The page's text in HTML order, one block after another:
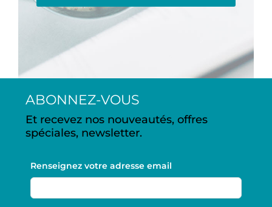
ABONNEZ-VOUS
Et recevez nos nouveautés, offres
spéciales, newsletter.
Renseignez votre adresse email